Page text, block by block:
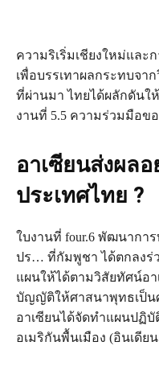
ความริเริ่มเชียงใหม่และ
เพื่อบรรเทาผลกระทบจา
ที่ผ่านมา ไทยได้ผลักดันใ
งานที่ 5.5 ความร่วมมือข
อาเซียนส่งผลอ
ประเทศไทย ?
ใบงานที่ four.6 พัฒนากา
ปร… ที่กัมพูชา ได้ตกลงร่
แผนให้ได้ตามวิสัยทัศน์อ
บัญญัติให้ศาสนาพุทธเป็น
อาเซียนได้จัดทำแผนปฏิ
อเมริกันพื้นเมือง (อินเดีย